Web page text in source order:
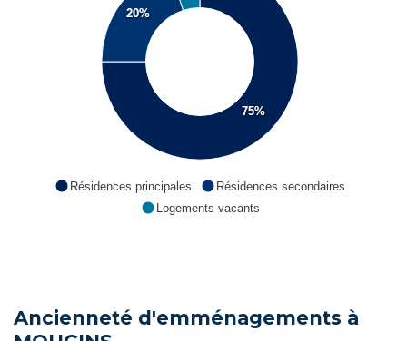
75%
20%
Résidences principales
Résidences secondaires
Logements vacants
Ancienneté d'emménagements à